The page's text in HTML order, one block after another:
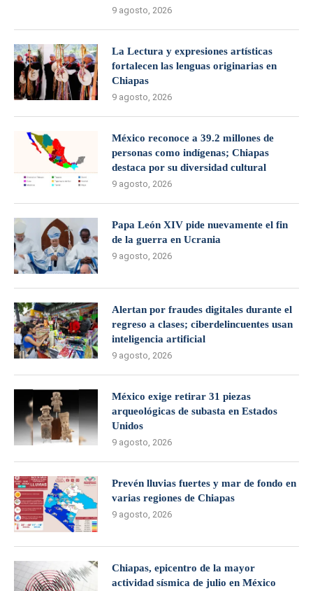
9 agosto, 2026
La Lectura y expresiones artísticas
fortalecen las lenguas originarias en
Chiapas
9 agosto, 2026
México reconoce a 39.2 millones de
personas como indígenas; Chiapas
destaca por su diversidad cultural
9 agosto, 2026
Papa León XIV pide nuevamente el fin
de la guerra en Ucrania
9 agosto, 2026
Alertan por fraudes digitales durante el
regreso a clases; ciberdelincuentes usan
inteligencia artificial
9 agosto, 2026
México exige retirar 31 piezas
arqueológicas de subasta en Estados
Unidos
9 agosto, 2026
Prevén lluvias fuertes y mar de fondo en
varias regiones de Chiapas
9 agosto, 2026
Chiapas, epicentro de la mayor
actividad sísmica de julio en México